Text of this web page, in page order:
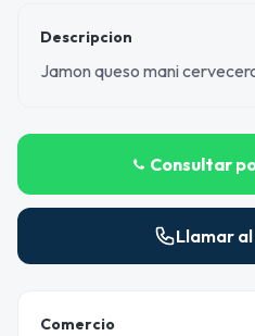
Descripcion
Jamon queso mani
Consultar
Llamar
Comercio